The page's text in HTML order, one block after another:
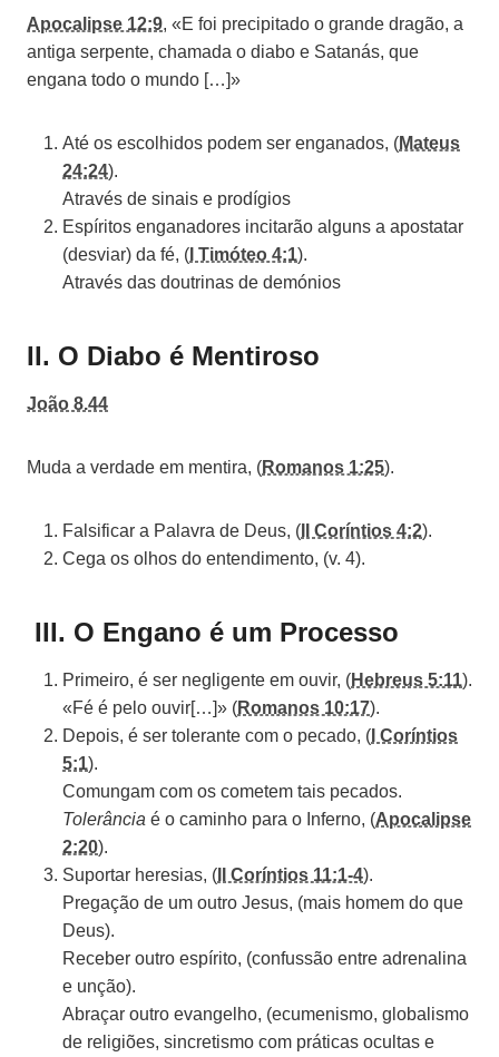
d
i
o
Apocalipse 12:9, «E foi precipitado o grande dragão, a
antiga serpente, chamada o diabo e Satanás, que
engana todo o mundo […]»
Até os escolhidos podem ser enganados, (Mateus
24:24).
Através de sinais e prodígios
Espíritos enganadores incitarão alguns a apostatar
(desviar) da fé, ( I Timóteo 4:1).
Através das doutrinas de demónios
II. O Diabo é Mentiroso
João 8.44
Muda a verdade em mentira, (Romanos 1:25).
Falsificar a Palavra de Deus, ( II Coríntios 4:2).
Cega os olhos do entendimento, (v. 4).
III. O Engano é um Processo
Primeiro, é ser negligente em ouvir, (Hebreus 5:11).
«Fé é pelo ouvir[…]» (Romanos 10:17).
Depois, é ser tolerante com o pecado, ( I Coríntios
5:1).
Comungam com os cometem tais pecados.
Tolerância é o caminho para o Inferno, (Apocalipse
2:20).
Suportar heresias, ( II Coríntios 11:1-4).
Pregação de um outro Jesus, (mais homem do que
Deus).
Receber outro espírito, (confussão entre adrenalina
e unção).
Abraçar outro evangelho, (ecumenismo, globalismo
de religiões, sincretismo com práticas ocultas e